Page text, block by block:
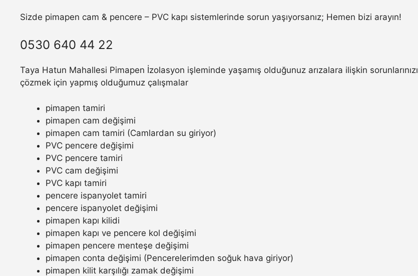
Sizde pimapen cam & pencere – PVC kapı sistemlerinde sorun yaşıyorsanız; Hemen bizi arayın!
0530 640 44 22
Taya Hatun Mahallesi Pimapen İzolasyon işleminde yaşamış olduğunuz arızalara ilişkin sorunlarınızı
çözmek için yapmış olduğumuz çalışmalar
pimapen tamiri
pimapen cam değişimi
pimapen cam tamiri (Camlardan su giriyor)
PVC pencere değişimi
PVC pencere tamiri
PVC cam değişimi
PVC kapı tamiri
pencere ispanyolet tamiri
pencere ispanyolet değişimi
pimapen kapı kilidi
pimapen kapı ve pencere kol değişimi
pimapen pencere menteşe değişimi
pimapen conta değişimi (Pencerelerimden soğuk hava giriyor)
pimapen kilit karşılığı zamak değişimi